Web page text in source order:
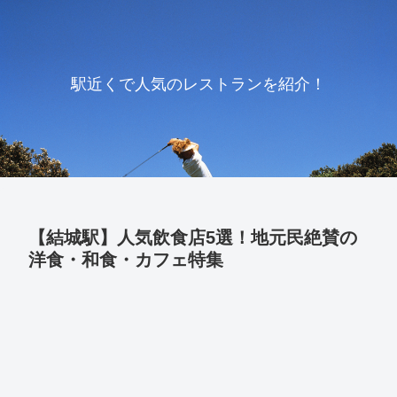
駅近くで人気のレストランを紹介！
【結城駅】人気飲食店5選！地元民絶賛の
洋食・和食・カフェ特集